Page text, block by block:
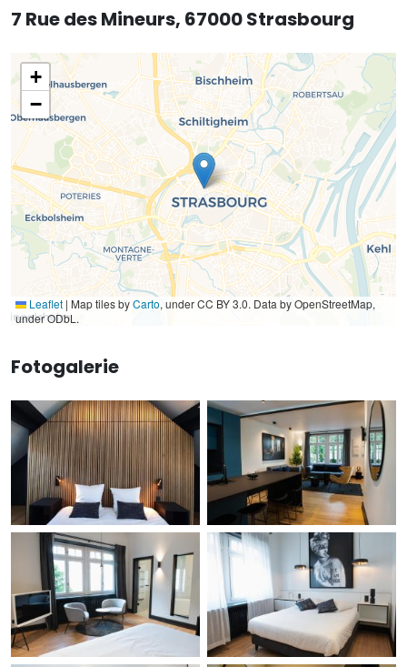
7 Rue des Mineurs, 67000 Strasbourg
+
−
Leaflet | Map tiles byCarto, under CC BY 3.0. Data by OpenStreetMap,
under ODbL.
Fotogalerie